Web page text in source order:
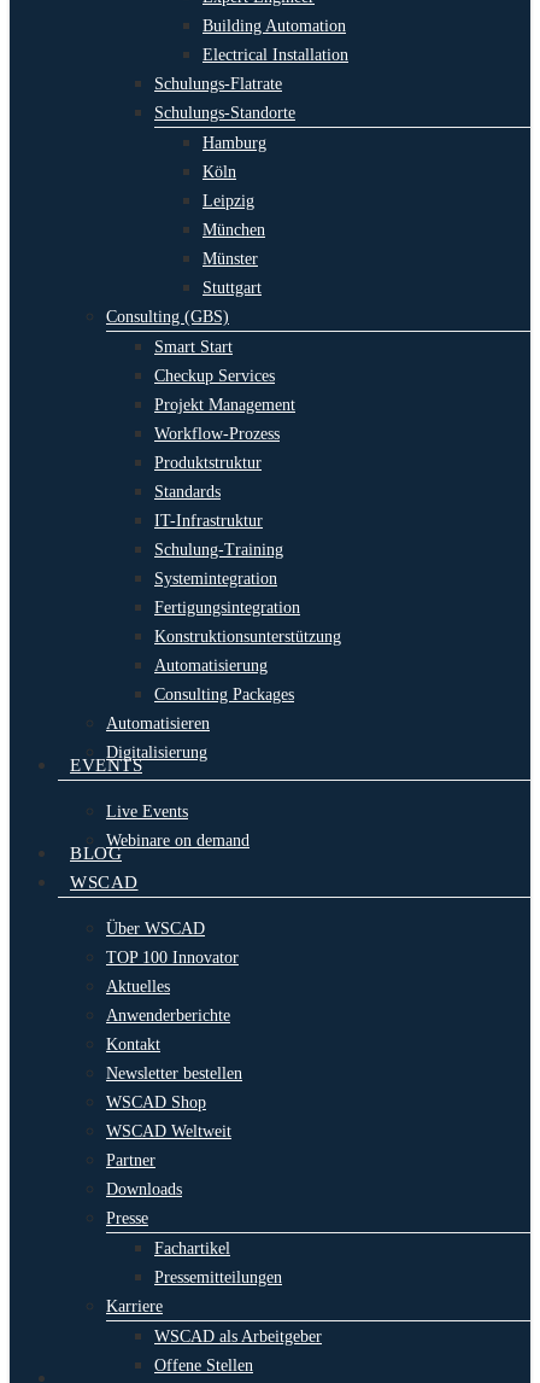
Building Automation
Electrical Installation
Schulungs-Flatrate
Schulungs-Standorte
Hamburg
Köln
Leipzig
München
Münster
Stuttgart
Consulting (GBS)
Smart Start
Checkup Services
Projekt Management
Workflow-Prozess
Produktstruktur
Standards
IT-Infrastruktur
Schulung-Training
Systemintegration
Fertigungsintegration
Konstruktionsunterstützung
Automatisierung
Consulting Packages
Automatisieren
Digitalisierung
EVENTS
Live Events
Webinare on demand
BLOG
WSCAD
Über WSCAD
TOP 100 Innovator
Aktuelles
Anwenderberichte
Kontakt
Newsletter bestellen
WSCAD Shop
WSCAD Weltweit
Partner
Downloads
Presse
Fachartikel
Pressemitteilungen
Karriere
WSCAD als Arbeitgeber
Offene Stellen